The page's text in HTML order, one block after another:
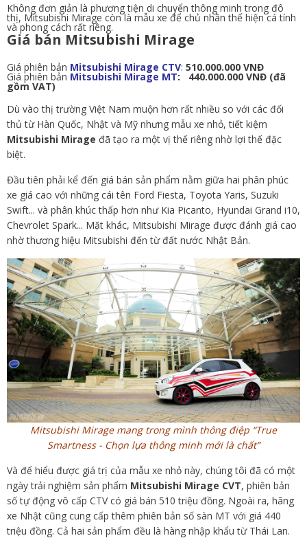
Không đơn giản là phương tiện di chuyển thông minh trong đô
thị, Mitsubishi Mirage còn là mẫu xe để chủ nhân thể hiện cá tính
và phong cách rất riêng.
Giá bán Mitsubishi Mirage
Giá phiên bản Mitsubishi Mirage CTV: 510.000.000 VNĐ
Giá phiên bản Mitsubishi Mirage MT: 440.000.000 VNĐ (đã
gồm VAT)
Dù vào thị trường Việt Nam muộn hơn rất nhiều so với các đối
thủ từ Hàn Quốc, Nhật và Mỹ nhưng mẫu xe nhỏ, tiết kiệm
Mitsubishi Mirage đã tạo ra một vị thế riêng nhờ lợi thế đặc
biệt.
Đầu tiên phải kể đến giá bán sản phẩm nằm giữa hai phân phúc
xe giá cao với những cái tên Ford Fiesta, Toyota Yaris, Suzuki
Swift... và phân khúc thấp hơn như Kia Picanto, Hyundai Grand i10,
Chevrolet Spark... Mặt khác, Mitsubishi Mirage được đánh giá cao
nhờ thương hiệu Mitsubishi đến từ đất nước Nhật Bản.
Mitsubishi Mirage mang trong mình thông điệp “True
Smartness - Chọn lựa thông minh mới là chất”
Và để hiểu được giá trị của mẫu xe nhỏ này, chúng tôi đã có một
ngày trải nghiệm sản phẩm Mitsubishi Mirage CVT, phiên bản
số tự động vô cấp CTV có giá bán 510 triệu đồng. Ngoài ra, hãng
xe Nhật cũng cung cấp thêm phiên bản số sàn MT với giá 440
triệu đồng. Cả hai sản phẩm đều là hàng nhập khẩu từ Thái Lan.